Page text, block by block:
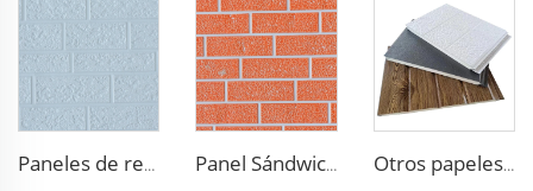
Paneles de revestimiento de acero galvanizado, paneles de metal para pared exterior y techo para casas prefabricadas, paneles sándwich de poliuretano para exteriores Panel Sándwich de Acero Impermeable Aislamiento Paneles de Fachada Metálicos Aislamiento Revestimiento para Casa Otros papeles para pared paneles metálicos panel de poliuretano paneles sandwich exteriores revestimiento metálico